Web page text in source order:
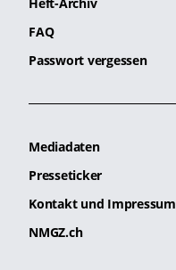
FAQ
Passwort vergessen
Mediadaten
Presseticker
Kontakt und Impressum
NMGZ.ch